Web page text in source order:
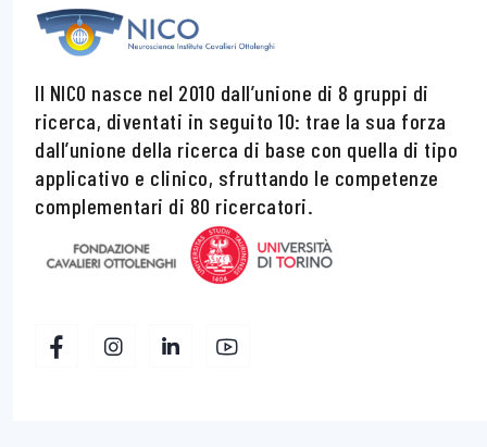
Il NICO nasce nel 2010 dall’unione di 8 gruppi di
ricerca, diventati in seguito 10: trae la sua forza
dall’unione della ricerca di base con quella di tipo
applicativo e clinico, sfruttando le competenze
complementari di 80 ricercatori.